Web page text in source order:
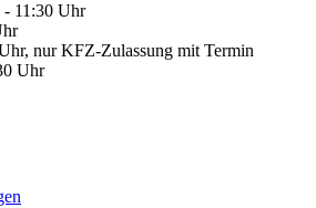
- 11:30 Uhr
nur KFZ-Zulassung mit Termin
Uhr